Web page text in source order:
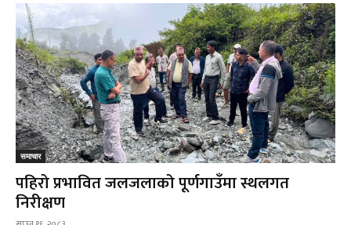
समाचार
पहिरो प्रभावित जलजलाको पूर्णगाउँमा स्थलगत
निरीक्षण